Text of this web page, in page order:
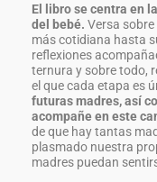
El libro se centra en
del bebé.Versa
más cotidiana hasta
reflexiones
ternura y sobre todo,
el que cada etapa es
futuras madres, así
acompañe en este
de que hay tantas
plasmado nuestra
madres puedan